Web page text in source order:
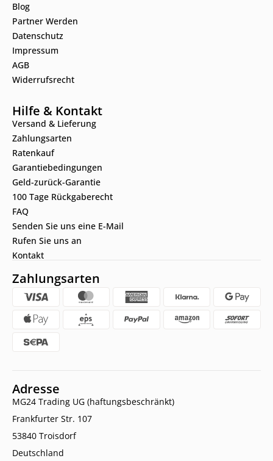
Blog
Partner Werden
Datenschutz
Impressum
AGB
Widerrufsrecht
Hilfe & Kontakt
Versand & Lieferung
Zahlungsarten
Ratenkauf
Garantiebedingungen
Geld-zurück-Garantie
100 Tage Rückgaberecht
FAQ
Senden Sie uns eine E-Mail
Rufen Sie uns an
Kontakt
Zahlungsarten
Adresse
MG24 Trading UG (haftungsbeschränkt)
Frankfurter Str. 107
53840 Troisdorf
Deutschland